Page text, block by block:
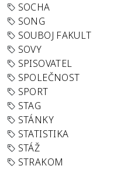
SOCHA
SONG
SOUBOJ FAKULT
SOVY
SPISOVATEL
SPOLEČNOST
SPORT
STAG
STÁNKY
STATISTIKA
STÁŽ
STRAKOM